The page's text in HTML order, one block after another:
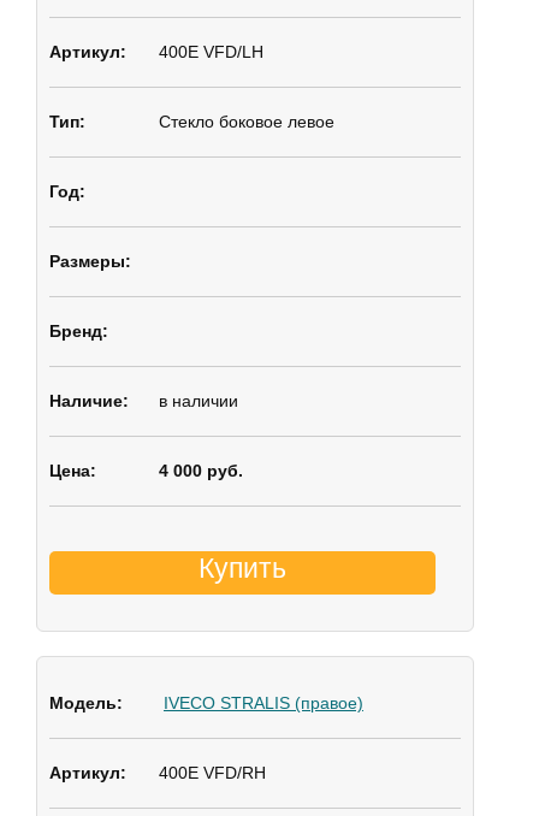
400E VFD/LH
Стекло боковое левое
в наличии
4 000 руб.
Купить
IVECO STRALIS (правое)
400E VFD/RH